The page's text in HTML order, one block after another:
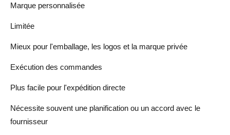
Marque personnalisée
Limitée
Mieux pour l'emballage, les logos et la marque privée
Exécution des commandes
Plus facile pour l'expédition directe
Nécessite souvent une planification ou un accord avec le
fournisseur